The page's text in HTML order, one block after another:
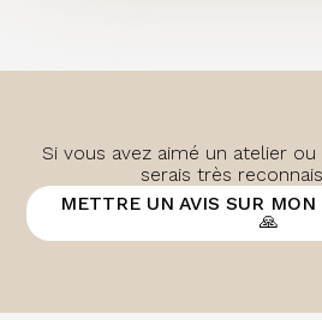
Si vous avez aimé un atelier
serais très
METTRE UN AVIS SUR
🙏